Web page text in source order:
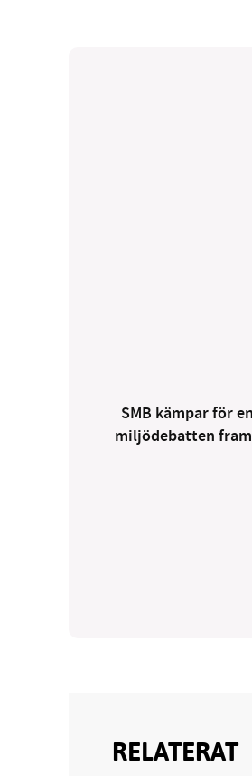
SMB kämpar för
miljödebatten
RELATERAT